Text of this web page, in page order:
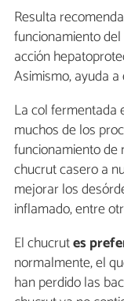
Resulta
funcionamiento
acción
Asimismo, ayuda
La col fermentada
muchos de los
funcionamiento
chucrut casero a
mejorar los
inflamado, entre
El chucrutes
normalmente, el
han perdido las